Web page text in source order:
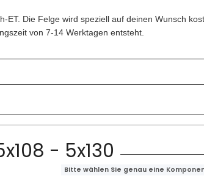
ET. Die Felge wird speziell auf deinen Wunsch
von 7-14 Werktagen entsteht.
- 5x130
Bitte wählen Sie genau eine